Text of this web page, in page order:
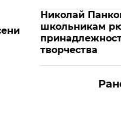
Николай
школьникам
творчества